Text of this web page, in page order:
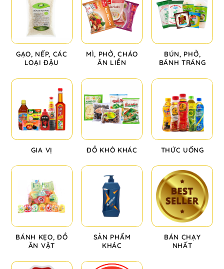
GẠO, NẾP, CÁC
LOẠI ĐẬU
MÌ, PHỞ, CHÁO
ĂN LIỀN
BÚN, PHỞ,
BÁNH TRÁNG
GIA VỊ ĐỒ KHÔ KHÁC THỨC UỐNG
BÁNH KẸO, ĐỒ
ĂN VẶT
SẢN PHẨM
KHÁC
BÁN CHẠY
NHẤT